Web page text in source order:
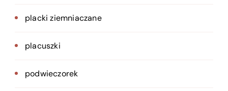
placki ziemniaczane
placuszki
podwieczorek